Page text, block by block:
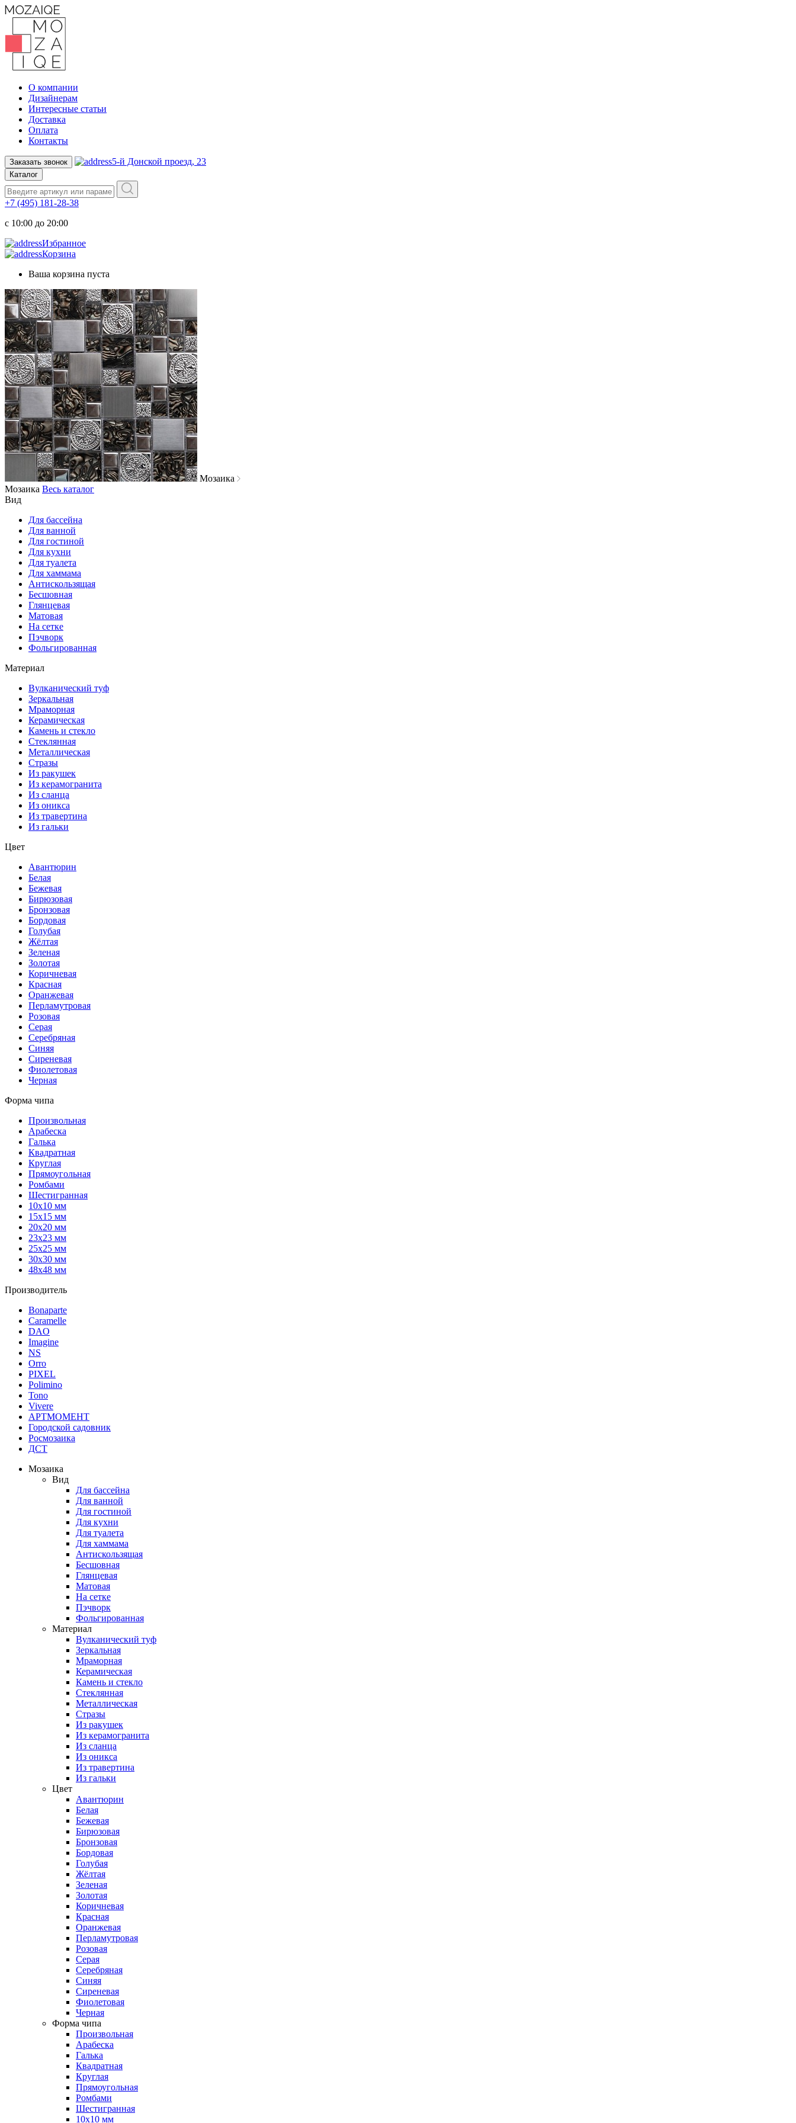
О компании
Дизайнерам
Интересные статьи
Доставка
Оплата
Контакты
Заказать звонок 5-й Донской проезд, 23
Каталог
+7 (495) 181-28-38
c 10:00 до 20:00
Избранное
Корзина
Ваша корзина пуста
Мозаика
Мозаика Весь каталог
Вид
Для бассейна
Для ванной
Для гостиной
Для кухни
Для туалета
Для хаммама
Антискользящая
Бесшовная
Глянцевая
Матовая
На сетке
Пэчворк
Фольгированная
Материал
Вулканический туф
Зеркальная
Мраморная
Керамическая
Камень и стекло
Стеклянная
Металлическая
Стразы
Из ракушек
Из керамогранита
Из сланца
Из оникса
Из травертина
Из гальки
Цвет
Авантюрин
Белая
Бежевая
Бирюзовая
Бронзовая
Бордовая
Голубая
Жёлтая
Зеленая
Золотая
Коричневая
Красная
Оранжевая
Перламутровая
Розовая
Серая
Серебряная
Синяя
Сиреневая
Фиолетовая
Черная
Форма чипа
Произвольная
Арабеска
Галька
Квадратная
Круглая
Прямоугольная
Ромбами
Шестигранная
10х10 мм
15х15 мм
20х20 мм
23х23 мм
25х25 мм
30х30 мм
48х48 мм
Производитель
Bonaparte
Caramelle
DAO
Imagine
NS
Orro
PIXEL
Polimino
Tono
Vivere
АРТМОМЕНТ
Городской садовник
Росмозаика
ДСТ
Мозаика
Вид
Для бассейна
Для ванной
Для гостиной
Для кухни
Для туалета
Для хаммама
Антискользящая
Бесшовная
Глянцевая
Матовая
На сетке
Пэчворк
Фольгированная
Материал
Вулканический туф
Зеркальная
Мраморная
Керамическая
Камень и стекло
Стеклянная
Металлическая
Стразы
Из ракушек
Из керамогранита
Из сланца
Из оникса
Из травертина
Из гальки
Цвет
Авантюрин
Белая
Бежевая
Бирюзовая
Бронзовая
Бордовая
Голубая
Жёлтая
Зеленая
Золотая
Коричневая
Красная
Оранжевая
Перламутровая
Розовая
Серая
Серебряная
Синяя
Сиреневая
Фиолетовая
Черная
Форма чипа
Произвольная
Арабеска
Галька
Квадратная
Круглая
Прямоугольная
Ромбами
Шестигранная
10х10 мм